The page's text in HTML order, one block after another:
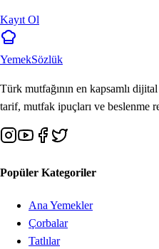
Kayıt Ol
YemekSözlük
Türk mutfağının en kapsamlı
tarif, mutfak ipuçları ve beslenme
Popüler Kategoriler
Ana Yemekler
Çorbalar
Tatlılar